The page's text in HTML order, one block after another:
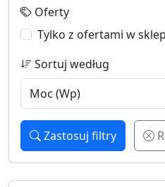
Oferty
Tylko z ofertami w
Sortuj według
Zastosuj filtry